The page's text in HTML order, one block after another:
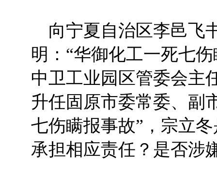
向宁夏自治区李邑飞
明：“华御化工一死七
中卫工业园区管委会主
升任固原市委常委、副
七伤瞒报事故”，宗立
承担相应责任？是否涉